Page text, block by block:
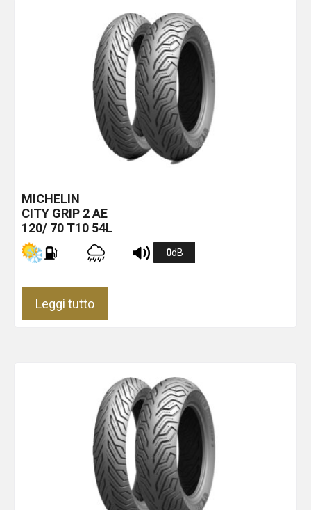
MICHELIN
CITY GRIP 2AE
120/ 70 T10 54L
0dB
Leggi tutto